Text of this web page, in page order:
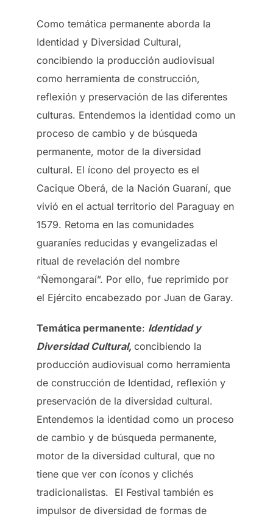
Como temática permanente aborda la
Identidad y Diversidad Cultural,
concibiendo la producción audiovisual
como herramienta de construcción,
reflexión y preservación de las diferentes
culturas. Entendemos la identidad como un
proceso de cambio y de búsqueda
permanente, motor de la diversidad
cultural. El ícono del proyecto es el
Cacique Oberá, de la Nación Guaraní, que
vivió en el actual territorio del Paraguay en
1579. Retoma en las comunidades
guaraníes reducidas y evangelizadas el
ritual de revelación del nombre
“Ñemongaraí”. Por ello, fue reprimido por
el Ejército encabezado por Juan de Garay.
Temática permanente: Identidad y
Diversidad Cultural, concibiendo la
producción audiovisual como herramienta
de construcción de Identidad, reflexión y
preservación de la diversidad cultural.
Entendemos la identidad como un proceso
de cambio y de búsqueda permanente,
motor de la diversidad cultural, que no
tiene que ver con íconos y clichés
tradicionalistas. El Festival también es
impulsor de diversidad de formas de